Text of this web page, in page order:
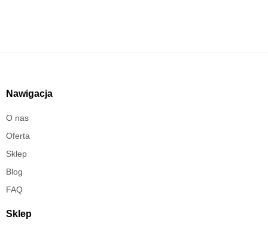
Nawigacja
O nas
Oferta
Sklep
Blog
FAQ
Sklep